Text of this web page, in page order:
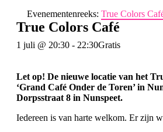
Evenementenreeks: True Colors
True Colors Café
1 juli @ 20:30 - 22:30Gratis
Let op! De nieuwe locatie van het
‘Grand Café Onder de Toren’ in
Dorpsstraat 8 in Nunspeet.
Iedereen is van harte welkom. Er zijn